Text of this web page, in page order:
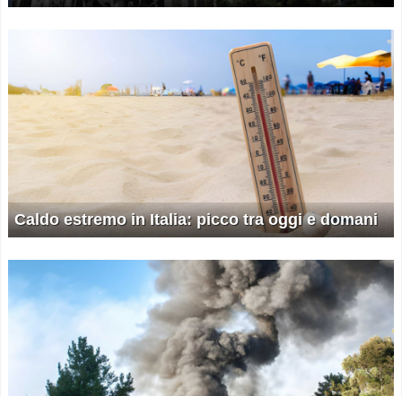
Caldo estremo in Italia: picco tra oggi e domani